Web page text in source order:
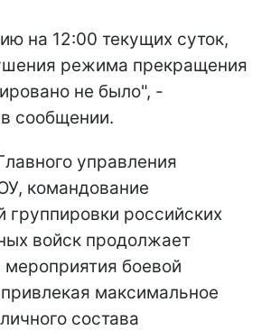
на 12:00 текущих суток,
режима прекращения
не было", -
сообщении.
управления
командование
группировки российских
войск продолжает
боевой
привлекая максимальное
состава